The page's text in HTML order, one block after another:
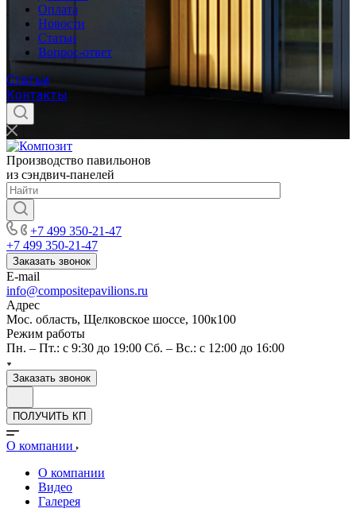
Оплата
Новости
Статьи
Вопрос-ответ
Статьи
Контакты
Производство павильонов
из сэндвич-панелей
+7 499 350-21-47
+7 499 350-21-47
Заказать звонок
E-mail
info@compositepavilions.ru
Адрес
Мос. область, Щелковское шоссе, 100к100
Режим работы
Пн. – Пт.: с 9:30 до 19:00 Сб. – Вс.: с 12:00 до 16:00
Заказать звонок
ПОЛУЧИТЬ КП
О компании
О компании
Видео
Галерея